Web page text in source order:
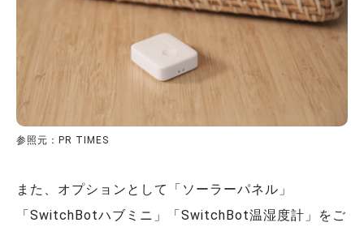
参照元：PR TIMES
また、オプションとして「ソーラーパネル」
「SwitchBotハブミニ」「SwitchBot温湿度計」をご